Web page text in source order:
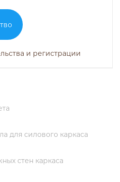
и регистрации
для силового каркаса
стен каркаса